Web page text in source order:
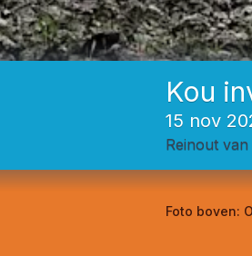
Kou
15 nov
Reinout
Foto boven: